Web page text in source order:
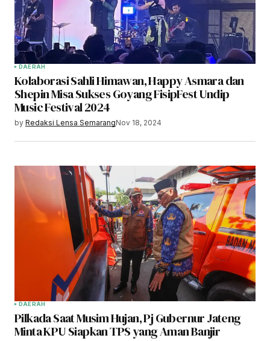
DAERAH
Kolaborasi Sahli Himawan, Happy Asmara dan
Shepin Misa Sukses Goyang FisipFest Undip
Music Festival 2024
by Redaksi Lensa SemarangNov 18, 2024
DAERAH
Pilkada Saat Musim Hujan, Pj Gubernur Jateng
Minta KPU Siapkan TPS yang Aman Banjir